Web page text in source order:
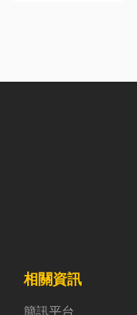
的工件。然
這時，車床子
相關資訊
簡訊平台